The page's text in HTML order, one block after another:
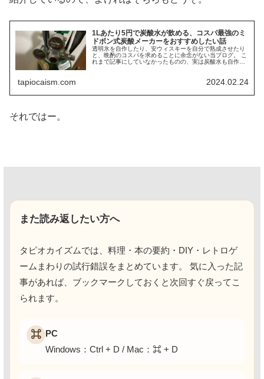
1Lあたり5円で炭酸水が飲める、コスパ最強のミ
ドボン式炭酸メーカーをおすすめしたい話
透明氷を自作したり、安ウィスキーを自分で熟成させたり
と、晩酌のコスパを求めることに余念がない当ブログ。 こ
れまで記事にしていなかったものの、実は炭酸水も自作を
tapiocaism.com 2024.02.24
それではー。
また読み返したい方へ
タピオカイズムでは、料理・本の要約・DIY・レトロゲ
ームまわりの試行錯誤をまとめています。 気に入った記
事があれば、ブックマークしておくと次回すぐ戻ってこ
られます。
⌘ PC
Windows：Ctrl + D / Mac：⌘ + D